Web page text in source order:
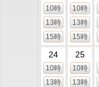
10時
13時
15時
10時
13時
15時
24
10時
13時
25
10時
13時